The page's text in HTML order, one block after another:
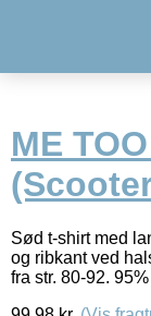
ME
Sød t-shirt med
og ribkant ved
fra str. 80-92.